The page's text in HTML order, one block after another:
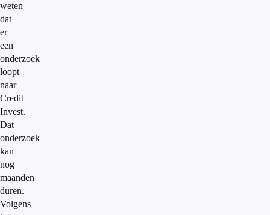
weten
dat
er
een
onderzoek
loopt
naar
Credit
Invest.
Dat
onderzoek
kan
nog
maanden
duren.
Volgens